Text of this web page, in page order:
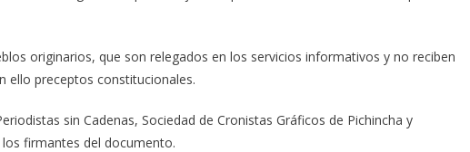
originarios, que son relegados en los servicios informativos y no reciben
ello preceptos constitucionales.
sin Cadenas, Sociedad de Cronistas Gráficos de Pichincha y
firmantes del documento.